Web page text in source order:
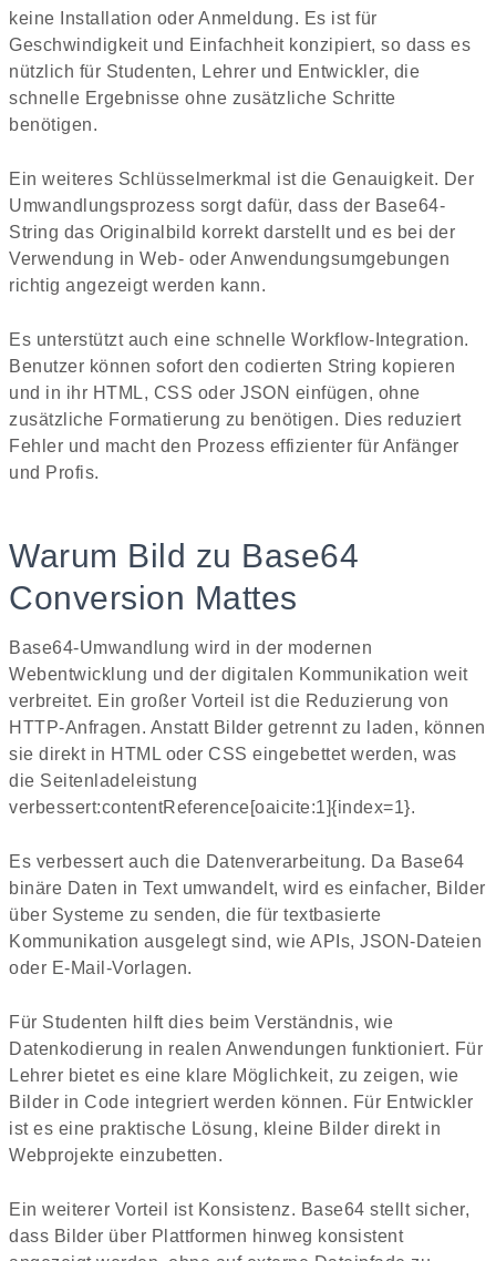
keine Installation oder Anmeldung. Es ist für
Geschwindigkeit und Einfachheit konzipiert, so dass es
nützlich für Studenten, Lehrer und Entwickler, die
schnelle Ergebnisse ohne zusätzliche Schritte
benötigen.
Ein weiteres Schlüsselmerkmal ist die Genauigkeit. Der
Umwandlungsprozess sorgt dafür, dass der Base64-
String das Originalbild korrekt darstellt und es bei der
Verwendung in Web- oder Anwendungsumgebungen
richtig angezeigt werden kann.
Es unterstützt auch eine schnelle Workflow-Integration.
Benutzer können sofort den codierten String kopieren
und in ihr HTML, CSS oder JSON einfügen, ohne
zusätzliche Formatierung zu benötigen. Dies reduziert
Fehler und macht den Prozess effizienter für Anfänger
und Profis.
Warum Bild zu Base64
Conversion Mattes
Base64-Umwandlung wird in der modernen
Webentwicklung und der digitalen Kommunikation weit
verbreitet. Ein großer Vorteil ist die Reduzierung von
HTTP-Anfragen. Anstatt Bilder getrennt zu laden, können
sie direkt in HTML oder CSS eingebettet werden, was
die Seitenladeleistung
verbessert:contentReference[oaicite:1]{index=1}.
Es verbessert auch die Datenverarbeitung. Da Base64
binäre Daten in Text umwandelt, wird es einfacher, Bilder
über Systeme zu senden, die für textbasierte
Kommunikation ausgelegt sind, wie APIs, JSON-Dateien
oder E-Mail-Vorlagen.
Für Studenten hilft dies beim Verständnis, wie
Datenkodierung in realen Anwendungen funktioniert. Für
Lehrer bietet es eine klare Möglichkeit, zu zeigen, wie
Bilder in Code integriert werden können. Für Entwickler
ist es eine praktische Lösung, kleine Bilder direkt in
Webprojekte einzubetten.
Ein weiterer Vorteil ist Konsistenz. Base64 stellt sicher,
dass Bilder über Plattformen hinweg konsistent